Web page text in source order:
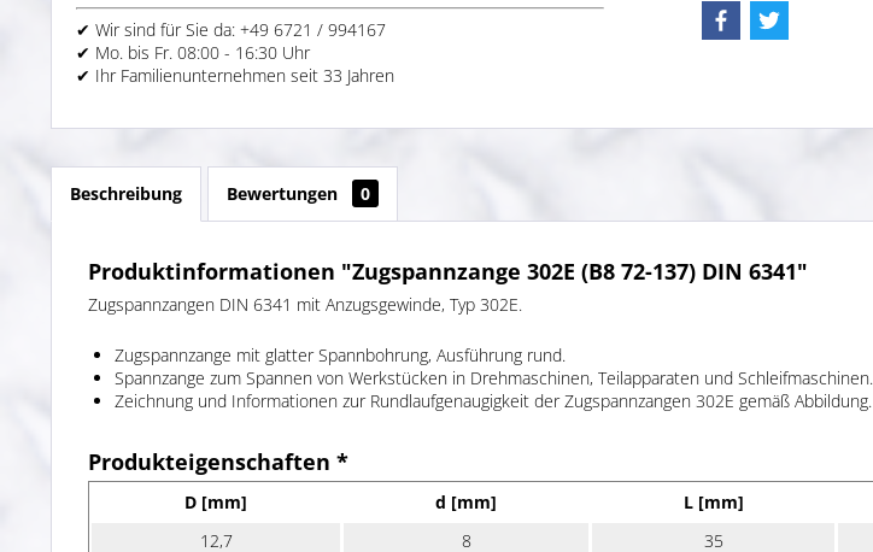
✔ Wir sind für Sie da: +49 6721 / 994167
✔ Mo. bis Fr. 08:00 - 16:30 Uhr
✔ Ihr Familienunternehmen seit 33 Jahren
Beschreibung Bewertungen 0
Produktinformationen "Zugspannzange 302E (B8 72-137) DIN 6341"
Zugspannzangen DIN 6341 mit Anzugsgewinde, Typ 302E.
Zugspannzange mit glatter Spannbohrung, Ausführung rund.
Spannzange zum Spannen von Werkstücken in Drehmaschinen, Teilapparaten und Schleifmaschinen.
Zeichnung und Informationen zur Rundlaufgenaugigkeit der Zugspannzangen 302E gemäß Abbildung.
Produkteigenschaften *
D [mm] d [mm] L [mm]
12,7
8 35